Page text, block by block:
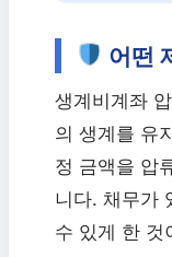
어떤
생계비계좌
의 생계를 유
정 금액을 압
니다. 채무가
수 있게 한 것